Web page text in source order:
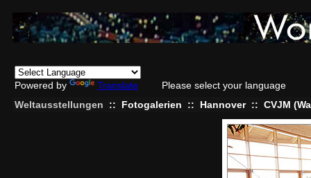
Powered by Translate
Please select your language
Weltausstellungen
:: Fotogalerien :: Hannover :: CVJM